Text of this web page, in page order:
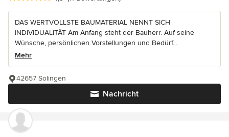
DAS WERTVOLLSTE BAUMATERIAL NENNT SICH
INDIVIDUALITÄT Am Anfang steht der Bauherr. Auf seine
Wünsche, persönlichen Vorstellungen und Bedürf...
Mehr
Nachricht
42657 Solingen